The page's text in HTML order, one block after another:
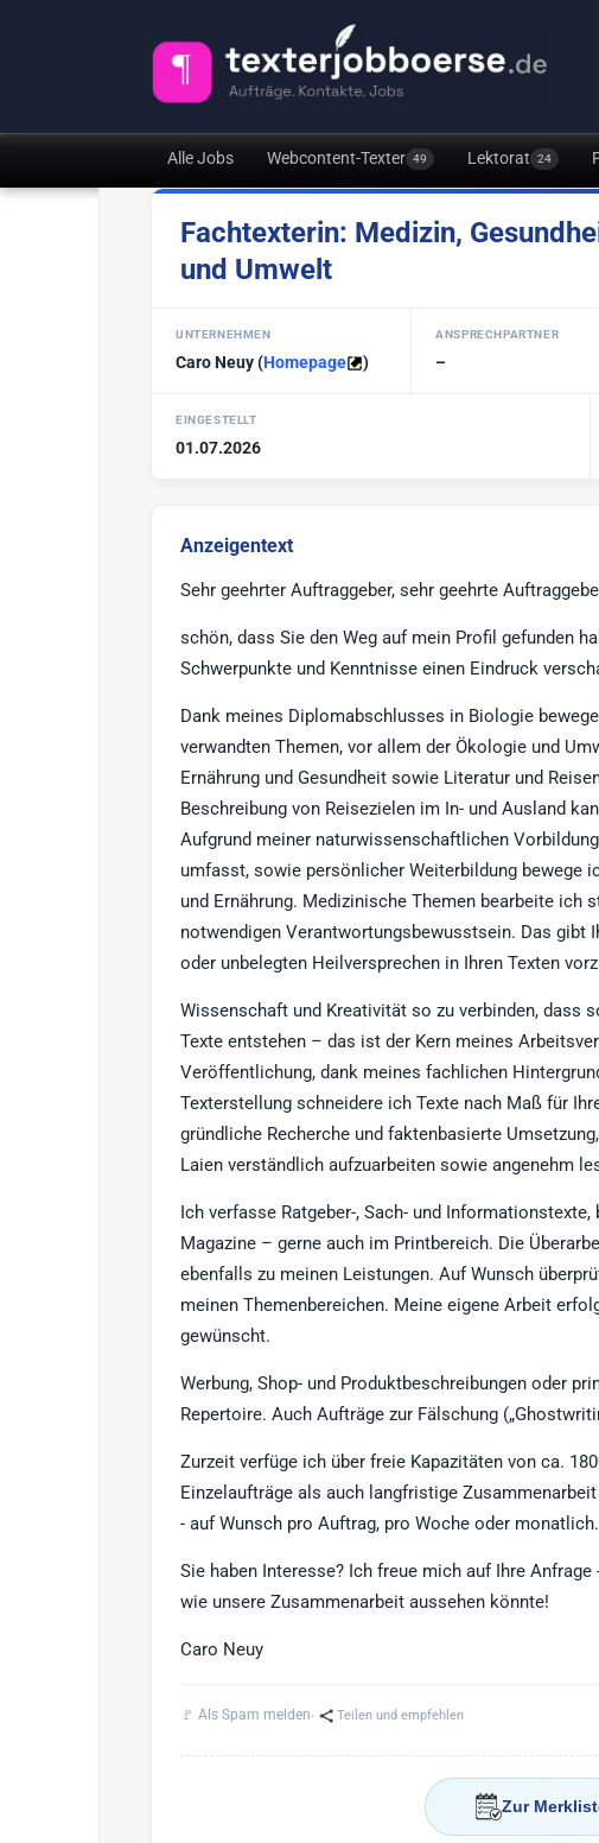
Alle Jobs Webcontent-Texter 49 Lektorat 24
Fachtexterin: Medizin,
und Umwelt
UNTERNEHMEN
Caro Neuy(Homepage )
ANSPRECHPARTNER
–
EINGESTELLT
01.07.2026
Anzeigentext
Sehr geehrter Auftraggeber, sehr geehrte
schön, dass Sie den Weg auf mein Profil gefunden
Schwerpunkte und Kenntnisse einen Eindruck
Dank meines Diplomabschlusses in Biologie
verwandten Themen, vor allem der Ökologie und
Ernährung und Gesundheit sowie Literatur und
Beschreibung von Reisezielen im In- und Ausland
Aufgrund meiner naturwissenschaftlichen
umfasst, sowie persönlicher Weiterbildung bewege
und Ernährung. Medizinische Themen bearbeite
notwendigen Verantwortungsbewusstsein. Das gibt
oder unbelegten Heilversprechen in Ihren Texten
Wissenschaft und Kreativität so zu verbinden, dass
Texte entstehen – das ist der Kern meines
Veröffentlichung, dank meines fachlichen
Texterstellung schneidere ich Texte nach Maß für
gründliche Recherche und faktenbasierte
Laien verständlich aufzuarbeiten sowie angenehm
Ich verfasse Ratgeber-, Sach- und
Magazine – gerne auch im Printbereich. Die
ebenfalls zu meinen Leistungen. Auf Wunsch
meinen Themenbereichen. Meine eigene Arbeit
gewünscht.
Werbung, Shop- und Produktbeschreibungen oder
Repertoire. Auch Aufträge zur Fälschung
Zurzeit verfüge ich über freie Kapazitäten von ca.
Einzelaufträge als auch langfristige
- auf Wunsch pro Auftrag, pro Woche oder monatlich.
Sie haben Interesse? Ich freue mich auf Ihre
wie unsere Zusammenarbeit aussehen könnte!
Caro Neuy
🚩 Als Spam melden· Teilen und empfehlen
Zur